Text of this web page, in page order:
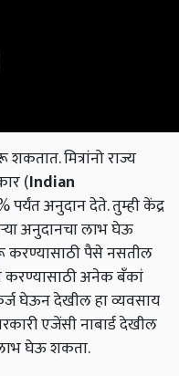
मित्रांनो राज्य
(Indian
पर्यंत अनुदान देते. तुम्ही केंद्र
अनुदानचा लाभ घेऊ
पैसे नसतील
करण्यासाठी अनेक बँकां
घेऊन देखील हा व्यवसाय
एजेंसी नाबार्ड देखील
घेऊ शकता.